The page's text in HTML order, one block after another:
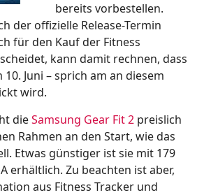
bereits vorbestellen.
der offizielle Release-Termin
für den Kauf der Fitness
kann damit rechnen, dass
Juni – sprich am an diesem
wird.
dieSamsung Gear Fit 2 preislich
Rahmen an den Start, wie das
Etwas günstiger ist sie mit 179
erhältlich. Zu beachten ist aber,
aus Fitness Tracker und